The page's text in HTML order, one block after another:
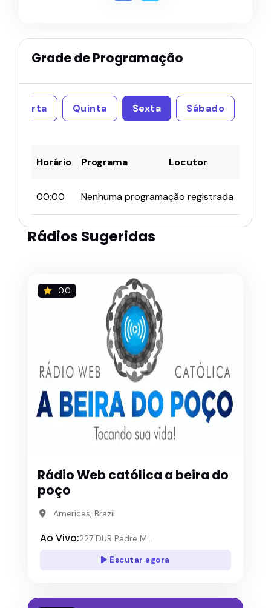
Grade de Programação
Quarta Quinta Sexta Sábado
Horário Programa Locutor
00:00 Nenhuma programação registrada
Rádios Sugeridas
0.0
Rádio Web católica a beira do
poço
Americas, Brazil
Ao Vivo:227 DUR Padre M...
Escutar agora